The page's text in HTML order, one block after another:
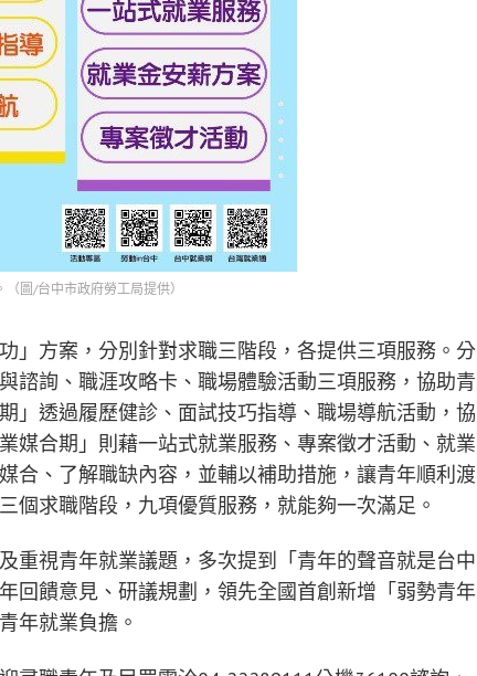
圖/台中市政府勞工局提供）
」方案，分別針對求職三階段，各提供三項服務。分
諮詢、職涯攻略卡、職場體驗活動三項服務，協助青
」透過履歷健診、面試技巧指導、職場導航活動，協
媒合期」則藉一站式就業服務、專案徵才活動、就業
合、了解職缺內容，並輔以補助措施，讓青年順利渡
個求職階段，九項優質服務，就能夠一次滿足。
重視青年就業議題，多次提到「青年的聲音就是台中
回饋意見、研議規劃，領先全國首創新增「弱勢青年
年就業負擔。